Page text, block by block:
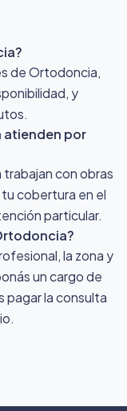
de Ortodoncia,
y
atienden por
con obras
cobertura en el
particular.
la zona y
un cargo de
pagar la consulta